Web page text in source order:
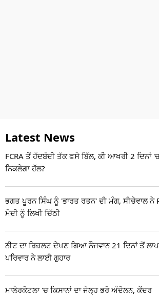
Latest News
FCRA ਤੋਂ ਹੱਦਬੰਦੀ ਤੱਕ ਫਸੇ ਬਿੱਲ, ਕੀ ਆਖਰੀ 2 ਦਿਨਾਂ
ਨਿਕਲੇਗਾ ਹੱਲ?
ਭਗਤ ਪੂਰਨ ਸਿੰਘ ਨੂੰ 'ਭਾਰਤ ਰਤਨ' ਦੀ ਮੰਗ, ਸੀਚੇਵਾਲ ਨੇ
ਮੋਦੀ ਨੂੰ ਲਿਖੀ ਚਿੱਠੀ
ਨੀਟ ਦਾ ਰਿਜ਼ਲਟ ਦੇਖਣ ਗਿਆ ਨੌਜਵਾਨ 21 ਦਿਨਾਂ ਤੋਂ
ਪਰਿਵਾਰ ਨੇ ਲਾਈ ਗੁਹਾਰ
ਮਾਲੇਰਕੋਟਲਾ 'ਚ ਕਿਸਾਨਾਂ ਦਾ ਜੇਲ੍ਹ ਭਰੋ ਅੰਦੋਲਨ, ਕੇਂਦਰ